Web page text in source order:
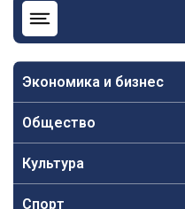
Экономика и бизнес
Общество
Культура
Спорт